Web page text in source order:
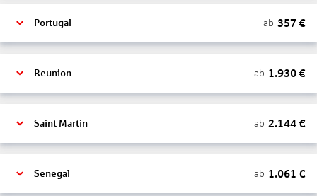
Portugal ab 357 €
Reunion ab 1.930€
Saint Martin ab 2.144€
Senegal ab 1.061 €